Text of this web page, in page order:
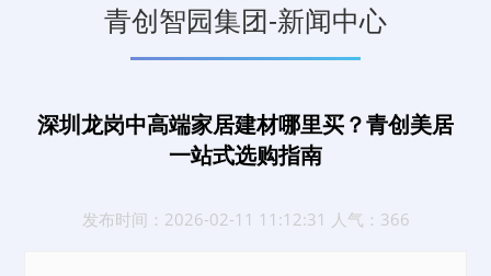
青创智园集团-新闻中心
深圳龙岗中高端家居建材哪里买？青创美居
一站式选购指南
发布时间：2026-02-11 11:12:31 人气：366